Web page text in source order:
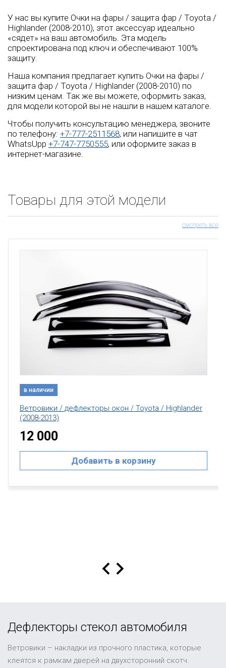
У нас вы купите Очки на фары / защита фар / Toyota /
Highlander (2008-2010), этот аксессуар идеально
«сядет» на ваш автомобиль. Эта модель
спроектирована под ключ и обеспечивают 100%
защиту.
Наша компания предлагает купить Очки на фары /
защита фар / Toyota / Highlander (2008-2010) по
низким ценам. Так же вы можете, оформить заказ,
для модели которой вы не нашли в нашем каталоге.
Чтобы получить консультацию менеджера, звоните
по телефону: +7-777-2511568, или напишите в чат
WhatsUpp +7-747-7750555, или оформите заказ в
интернет-магазине.
Товары для этой модели
смотреть все
в наличии
Ветровики / дефлекторы окон / Toyota / Highlander
(2008-2013)
12 000
Добавить в корзину
Дефлекторы стекол автомобиля
Ветровики – накладки из прочного пластика, которые
клеятся к рамкам дверей на двухсторонний скотч.